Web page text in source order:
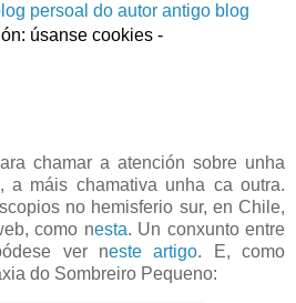
persoal do autor antigo blog
úsanse cookies -
chamar a atención sobre unha
, a máis chamativa unha ca outra.
no hemisferio sur, en Chile,
como nesta. Un conxunto entre
ver neste artigo. E, como
do Sombreiro Pequeno: